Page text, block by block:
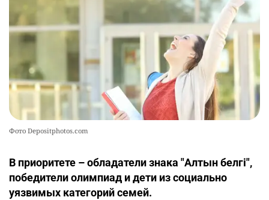
Фото Depositphotos.com
В приоритете – обладатели знака "Алтын белгі",
победители олимпиад и дети из социально
уязвимых категорий семей.